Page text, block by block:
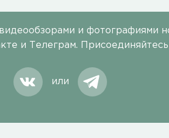
и фотографиями
и Телеграм.
или